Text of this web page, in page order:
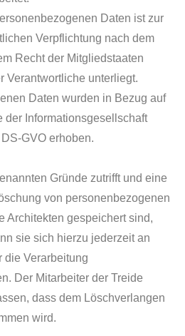
Daten ist zur
Verpflichtung nach dem
Recht der Mitgliedstaaten
Verantwortliche unterliegt.
Daten wurden in Bezug auf
der Informationsgesellschaft
GVO erhoben.
Gründe zutrifft und eine
von personenbezogenen
Architekten gespeichert sind,
sie sich hierzu jederzeit an
die Verarbeitung
Der Mitarbeiter der Treide
dass dem Löschverlangen
wird.